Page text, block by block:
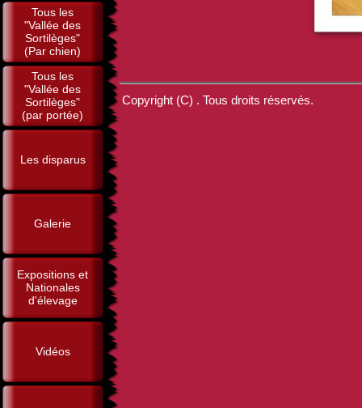
Tous les
"Vallée des
Sortilèges"
(Par chien)
Tous les
"Vallée des
Sortilèges"
(par portée)
Les disparus
Galerie
Expositions et
Nationales
d'élevage
Vidéos
Copyright (C) . Tous droits réservés.